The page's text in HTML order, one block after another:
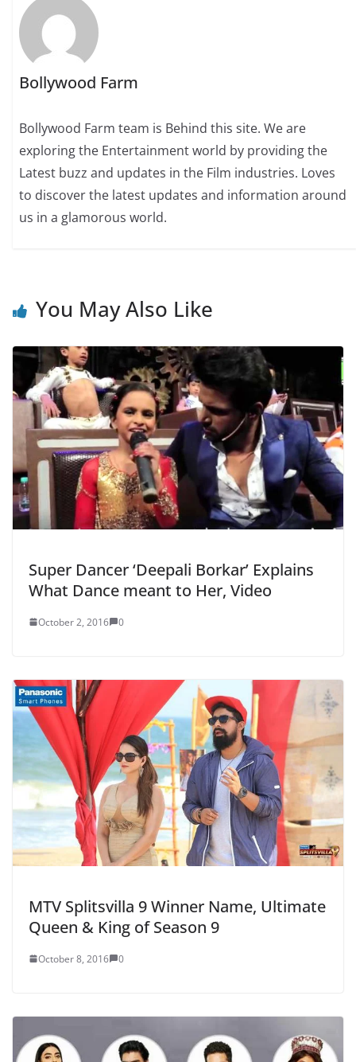
Bollywood Farm
Bollywood Farm team is Behind this site. We are
exploring the Entertainment world by providing the
Latest buzz and updates in the Film industries. Loves
to discover the latest updates and information around
us in a glamorous world.
You May Also Like
Super Dancer ‘Deepali Borkar’ Explains
What Dance meant to Her, Video
October 2, 2016 0
MTV Splitsvilla 9 Winner Name, Ultimate
Queen & King of Season 9
October 8, 2016 0